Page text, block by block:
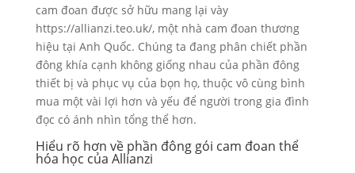
cam đoan được sở hữu mang lại vày
https://allianzi.teo.uk/, một nhà cam đoan thương
hiệu tại Anh Quốc. Chúng ta đang phân chiết phần
đông khía cạnh không giống nhau của phần đông
thiết bị và phục vụ của bọn họ, thuộc vô cùng bình
mua một vài lợi hơn và yếu để người trong gia đình
đọc có ánh nhìn tổng thể hơn.
Hiểu rõ hơn về phần đông gói cam đoan thể
hóa học của Allianzi